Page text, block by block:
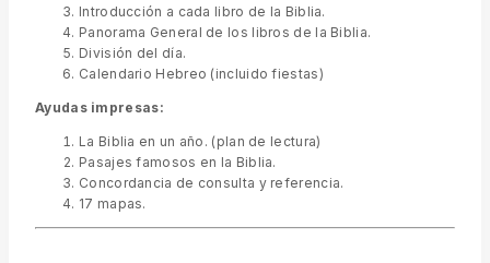
Introducción a cada libro de la Biblia.
Panorama General de los libros de la Biblia.
División del día.
Calendario Hebreo (incluido fiestas)
Ayudas impresas:
La Biblia en un año. (plan de lectura)
Pasajes famosos en la Biblia.
Concordancia de consulta y referencia.
17 mapas.